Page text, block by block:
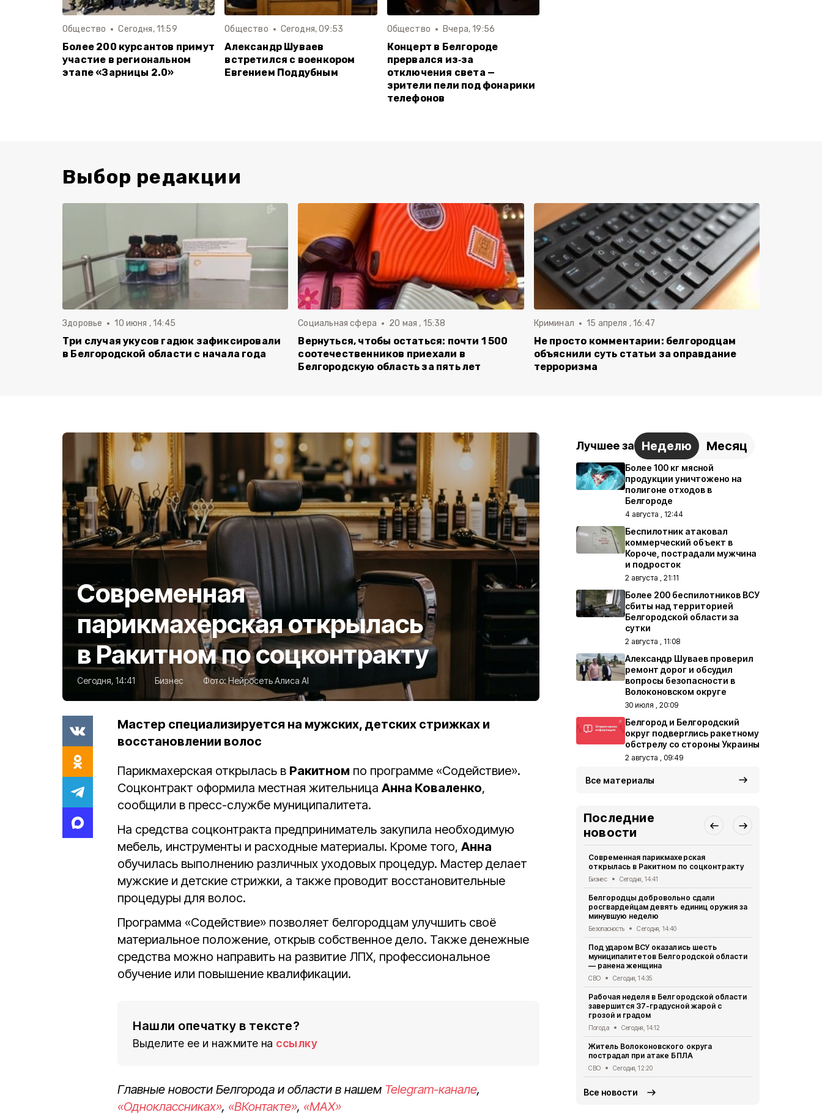
Общество Сегодня, 11:59
Более 200 курсантов примут
участие в региональном
этапе «Зарницы 2.0»
Общество Сегодня, 09:53
Александр Шуваев
встретился с военкором
Евгением Поддубным
Общество Вчера, 19:56
Концерт в Белгороде
прервался из‑за
отключения света —
зрители пели под фонарики
телефонов
Выбор редакции
Здоровье 10 июня , 14:45
Три случая укусов гадюк зафиксировали
в Белгородской области с начала года
Социальная сфера 20 мая , 15:38
Вернуться, чтобы остаться: почти 1 500
соотечественников приехали в
Белгородскую область за пять лет
Криминал 15 апреля , 16:47
Не просто комментарии: белгородцам
объяснили суть статьи за оправдание
терроризма
Современная
парикмахерская открылась
в Ракитном по соцконтракту
Сегодня, 14:41 Бизнес Фото: Нейросеть Алиса AI
Мастер специализируется на мужских, детских стрижках и
восстановлении волос
Парикмахерская открылась в Ракитном по программе «Содействие».
Соцконтракт оформила местная жительница Анна Коваленко,
сообщили в пресс-службе муниципалитета.
На средства соцконтракта предприниматель закупила необходимую
мебель, инструменты и расходные материалы. Кроме того, Анна
обучилась выполнению различных уходовых процедур. Мастер делает
мужские и детские стрижки, а также проводит восстановительные
процедуры для волос.
Программа «Содействие» позволяет белгородцам улучшить своё
материальное положение, открыв собственное дело. Также денежные
средства можно направить на развитие ЛПХ, профессиональное
обучение или повышение квалификации.
Нашли опечатку в тексте?
Выделите ее и нажмите на ссылку
Главные новости Белгорода и области в нашем Telegram-канале,
«Одноклассниках», «ВКонтакте», «MAX»
Лучшее за Неделю Месяц
Более 100 кг мясной
продукции уничтожено на
полигоне отходов в
Белгороде
4 августа , 12:44
Беспилотник атаковал
коммерческий объект в
Короче, пострадали мужчина
и подросток
2 августа , 21:11
Более 200 беспилотников ВСУ
сбиты над территорией
Белгородской области за
сутки
2 августа , 11:08
Александр Шуваев проверил
ремонт дорог и обсудил
вопросы безопасности в
Волоконовском округе
30 июля , 20:09
Белгород и Белгородский
округ подверглись ракетному
обстрелу со стороны Украины
2 августа , 09:49
Все материалы
Последние
новости
Современная парикмахерская
открылась в Ракитном по соцконтракту
Бизнес Сегодня, 14:41
Белгородцы добровольно сдали
росгвардейцам девять единиц оружия за
минувшую неделю
Безопасность Сегодня, 14:40
Под ударом ВСУ оказались шесть
муниципалитетов Белгородской области
— ранена женщина
СВО Сегодня, 14:35
Рабочая неделя в Белгородской области
завершится 37-градусной жарой с
грозой и градом
Погода Сегодня, 14:12
Житель Волоконовского округа
пострадал при атаке БПЛА
СВО Сегодня, 12:20
Все новости